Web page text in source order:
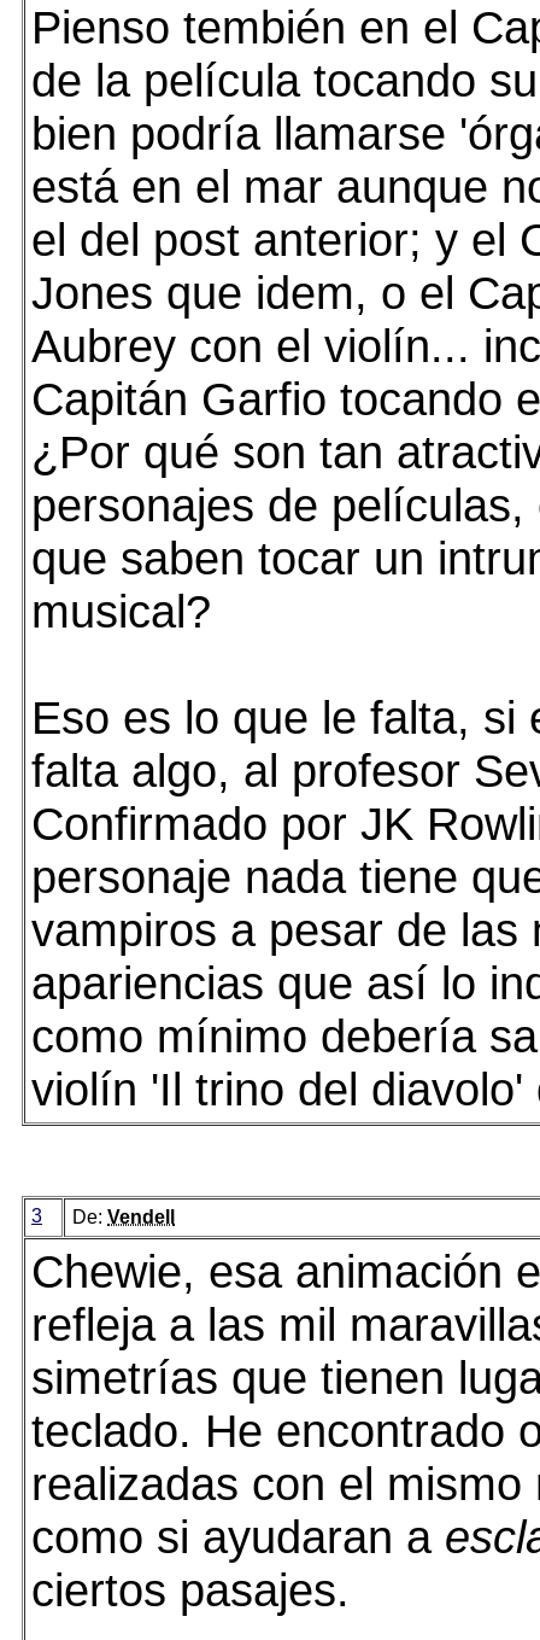
Pienso tembién en el
de la película tocando
bien podría llamarse
está en el mar aunque
el del post anterior; y el
Jones que idem, o el
Aubrey con el violín...
Capitán Garfio tocando
¿Por qué son tan
personajes de películas,
que saben tocar un
musical?
Eso es lo que le falta, si
falta algo, al profesor
Confirmado por JK
personaje nada tiene
vampiros a pesar de las
apariencias que así lo
como mínimo debería
violín 'Il trino del diavolo'
3 De: Vendell
Chewie, esa animación
refleja a las mil
simetrías que tienen
teclado. He encontrado
realizadas con el mismo
como si ayudaran a
ciertos pasajes.